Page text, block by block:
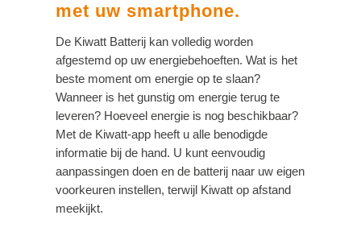
met uw smartphone.
De Kiwatt Batterij kan volledig worden
afgestemd op uw energiebehoeften. Wat is het
beste moment om energie op te slaan?
Wanneer is het gunstig om energie terug te
leveren? Hoeveel energie is nog beschikbaar?
Met de Kiwatt-app heeft u alle benodigde
informatie bij de hand. U kunt eenvoudig
aanpassingen doen en de batterij naar uw eigen
voorkeuren instellen, terwijl Kiwatt op afstand
meekijkt.